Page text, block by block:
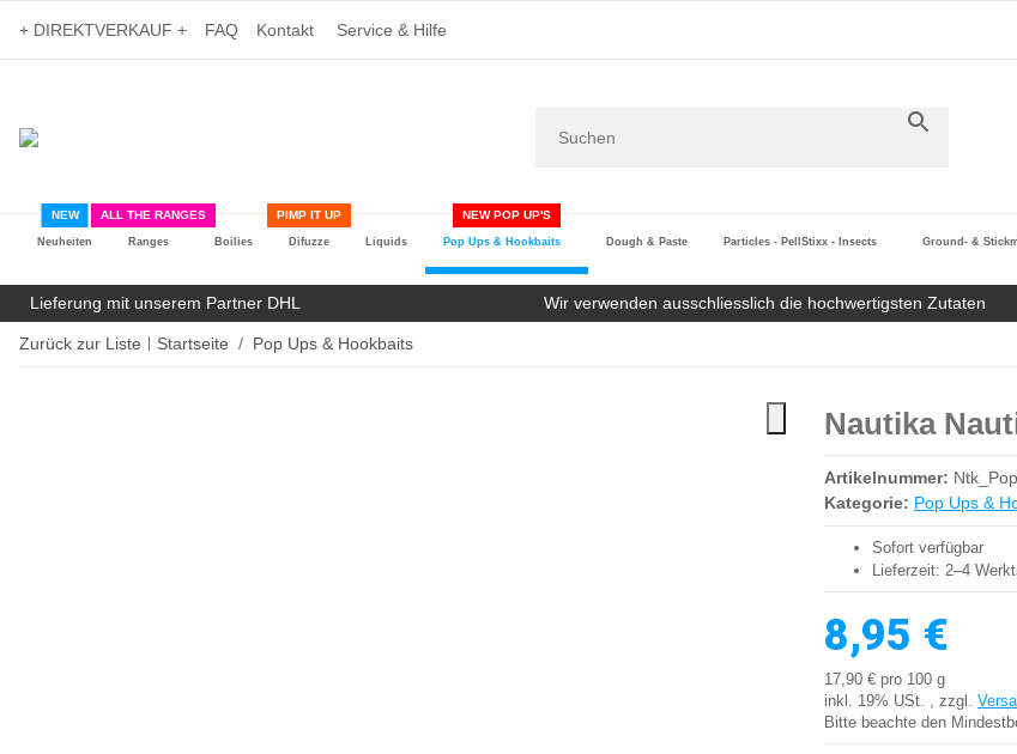
+ DIREKTVERKAUF + FAQ Kontakt Service & Hilfe
Neuheiten
NEW
Ranges
ALL THE RANGES
Boilies Difuzze
PIMP IT UP
Liquids Pop Ups & Hookbaits
NEW POP UP'S
Dough & Paste Particles - PellStixx - Insects Ground- &
Lieferung mit unserem Partner DHL Wir verwenden ausschliesslich die hochwertigsten Zutaten
Zurück zur Liste Startseite Pop Ups & Hookbaits
Nautika
Artikelnummer:
Kategorie: Pop Ups &
Sofort verfügbar
Lieferzeit: 2–4
8,95 €
17,90 € pro 100 g
inkl. 19% USt. , zzgl.
Bitte beachte den